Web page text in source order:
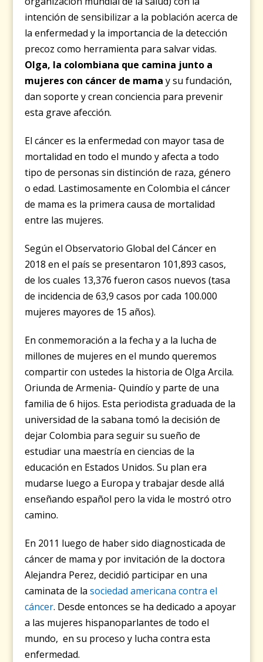
intención de sensibilizar a la población acerca de
la enfermedad y la importancia de la detección
precoz como herramienta para salvar vidas.
Olga, la colombiana que camina junto a
mujeres con cáncer de mama y su fundación,
dan soporte y crean conciencia para prevenir
esta grave afección.
El cáncer es la enfermedad con mayor tasa de
mortalidad en todo el mundo y afecta a todo
tipo de personas sin distinción de raza, género
o edad. Lastimosamente en Colombia el cáncer
de mama es la primera causa de mortalidad
entre las mujeres.
Según el Observatorio Global del Cáncer en
2018 en el país se presentaron 101,893 casos,
de los cuales 13,376 fueron casos nuevos (tasa
de incidencia de 63,9 casos por cada 100.000
mujeres mayores de 15 años).
En conmemoración a la fecha y a la lucha de
millones de mujeres en el mundo queremos
compartir con ustedes la historia de Olga Arcila.
Oriunda de Armenia- Quindío y parte de una
familia de 6 hijos. Esta periodista graduada de la
universidad de la sabana tomó la decisión de
dejar Colombia para seguir su sueño de
estudiar una maestría en ciencias de la
educación en Estados Unidos. Su plan era
mudarse luego a Europa y trabajar desde allá
enseñando español pero la vida le mostró otro
camino.
En 2011 luego de haber sido diagnosticada de
cáncer de mama y por invitación de la doctora
Alejandra Perez, decidió participar en una
caminata de lasociedad americana contra el
cáncer. Desde entonces se ha dedicado a apoyar
a las mujeres hispanoparlantes de todo el
mundo, en su proceso y lucha contra esta
enfermedad.